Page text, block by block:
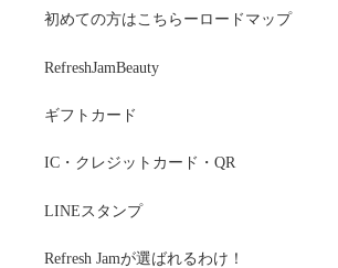
初めての方はこちらーロードマップ
RefreshJamBeauty
ギフトカード
IC・クレジットカード・QR
LINEスタンプ
Refresh Jamが選ばれるわけ！